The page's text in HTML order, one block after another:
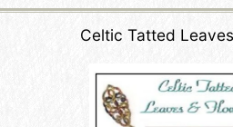
Celtic Tatted